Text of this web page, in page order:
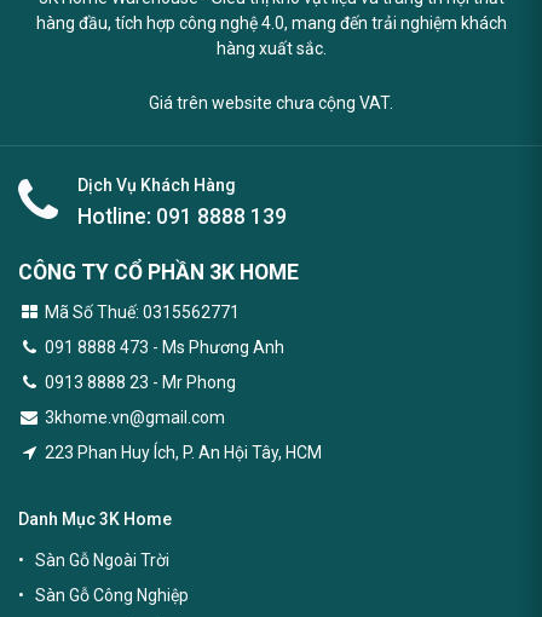
hàng đầu, tích hợp công nghệ 4.0, mang đến trải nghiệm khách
hàng xuất sắc.
Giá trên website chưa cộng VAT.
Dịch Vụ Khách Hàng
Hotline: 091 8888 139
CÔNG TY CỔ PHẦN 3K HOME
Mã Số Thuế: 0315562771
091 8888 473 - Ms Phương Anh
0913 8888 23 - Mr Phong
3khome.vn@gmail.com
223 Phan Huy Ích, P. An Hội Tây, HCM
Danh Mục 3K Home
Sàn Gỗ Ngoài Trời
Sàn Gỗ Công Nghiệp